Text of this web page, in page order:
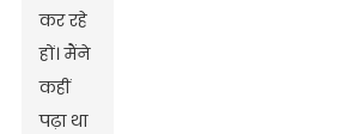
कर रहे
हों। मैंने
कहीं
पढ़ा था